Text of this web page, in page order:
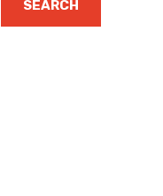
SEARCH